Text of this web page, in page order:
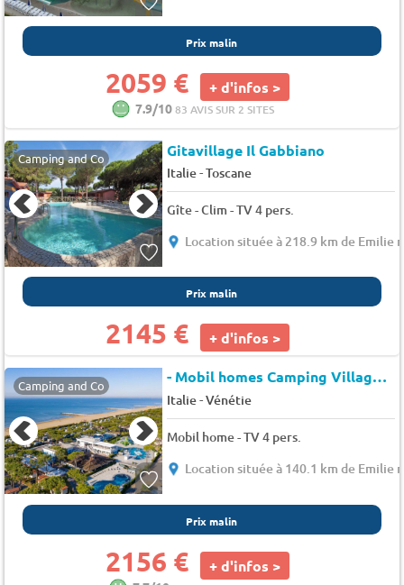
Prix malin
2059 € + d'infos >
7.9/1083 AVIS SUR 2 SITES
Camping and Co Gitavillage Il Gabbiano
Italie-Toscane
Gîte - Clim - TV 4 pers.
Location située à 218.9 km de Emilie
Prix malin
2145 € + d'infos >
Camping and Co - Mobil homes Camping Village Cavallino
Italie-Vénétie
Mobil home - TV 4 pers.
Location située à 140.1 km de Emilie
Prix malin
2156 € + d'infos >